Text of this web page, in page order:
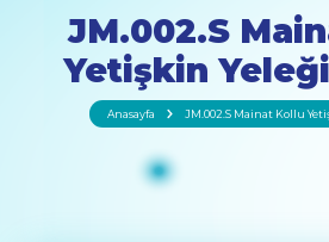
JM.002.S
Yetişkin
Anasayfa JM.002.S Mainat Kollu